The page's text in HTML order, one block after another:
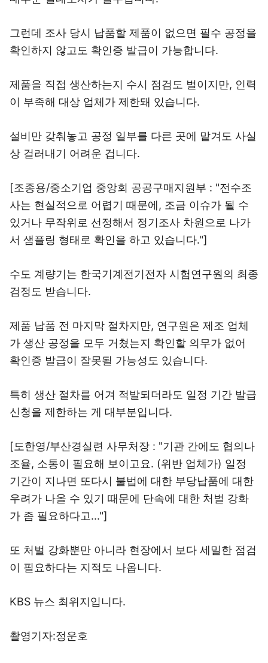
그런데 조사 당시 납품할 제품이 없으면 필수 공정을
확인하지 않고도 확인증 발급이 가능합니다.
제품을 직접 생산하는지 수시 점검도 벌이지만, 인력
이 부족해 대상 업체가 제한돼 있습니다.
설비만 갖춰놓고 공정 일부를 다른 곳에 맡겨도 사실
상 걸러내기 어려운 겁니다.
[조종용/중소기업 중앙회 공공구매지원부 : "전수조
사는 현실적으로 어렵기 때문에, 조금 이슈가 될 수
있거나 무작위로 선정해서 정기조사 차원으로 나가
서 샘플링 형태로 확인을 하고 있습니다."]
수도 계량기는 한국기계전기전자 시험연구원의 최종
검정도 받습니다.
제품 납품 전 마지막 절차지만, 연구원은 제조 업체
가 생산 공정을 모두 거쳤는지 확인할 의무가 없어
확인증 발급이 잘못될 가능성도 있습니다.
특히 생산 절차를 어겨 적발되더라도 일정 기간 발급
신청을 제한하는 게 대부분입니다.
[도한영/부산경실련 사무처장 : "기관 간에도 협의나
조율, 소통이 필요해 보이고요. (위반 업체가) 일정
기간이 지나면 또다시 불법에 대한 부당납품에 대한
우려가 나올 수 있기 때문에 단속에 대한 처벌 강화
가 좀 필요하다고..."]
또 처벌 강화뿐만 아니라 현장에서 보다 세밀한 점검
이 필요하다는 지적도 나옵니다.
KBS 뉴스 최위지입니다.
촬영기자:정운호